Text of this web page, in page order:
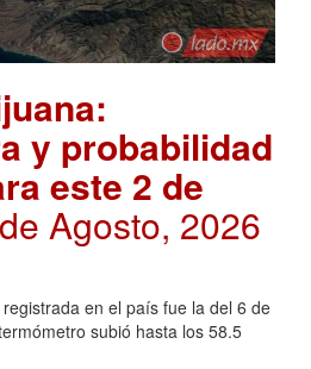
y probabilidad
este 2 de
Agosto, 2026
en el país fue la del 6 de
subió hasta los 58.5